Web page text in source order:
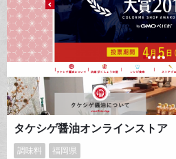
タケシゲ醤油オンラインストア
調味料 福岡県